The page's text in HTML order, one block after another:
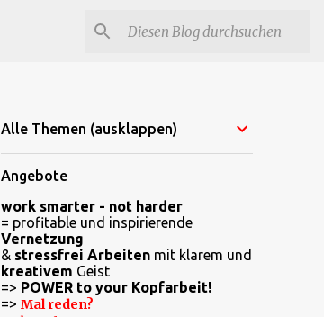
Alle Themen (ausklappen)
Angebote
work smarter - not harder
= profitable und inspirierende
Vernetzung
& stressfrei Arbeitenmit klarem und
kreativem Geist
=> POWER to your Kopfarbeit!
=> Mal reden?